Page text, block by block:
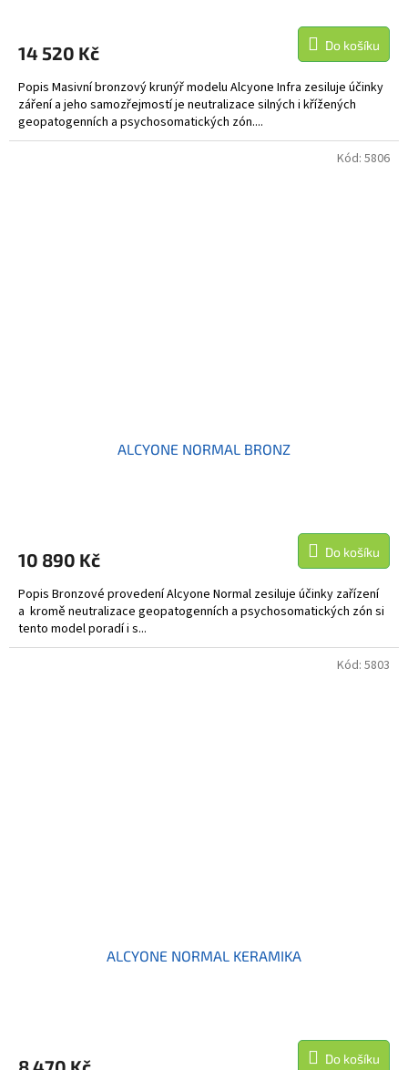
14 520 Kč Do košíku
Popis Masivní bronzový krunýř modelu Alcyone Infra zesiluje účinky
záření a jeho samozřejmostí je neutralizace silných i křížených
geopatogenních a psychosomatických zón....
ALCYONE NORMAL BRONZ
10 890 Kč Do košíku
Popis Bronzové provedení Alcyone Normal zesiluje účinky zařízení
a kromě neutralizace geopatogenních a psychosomatických zón si
tento model poradí i s...
Kód: 5806
ALCYONE NORMAL KERAMIKA
Do košíku
Kód: 5803